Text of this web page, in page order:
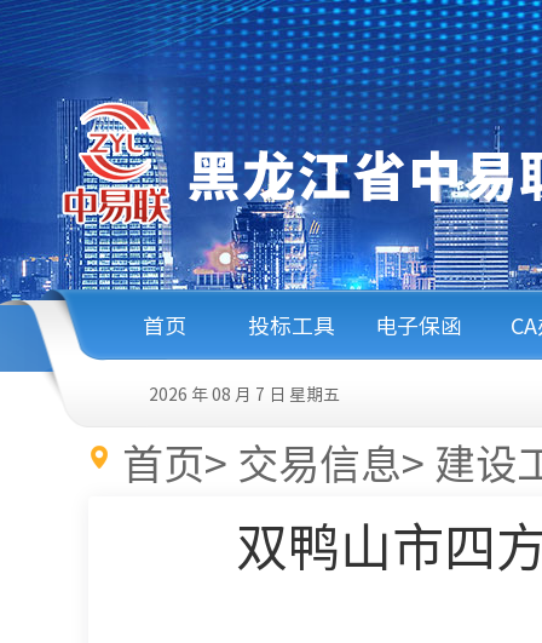
首页 投标工具 电子保函
2026 年 08 月 7 日 星期五
首页> 交易信息> 建设
双鸭山市四